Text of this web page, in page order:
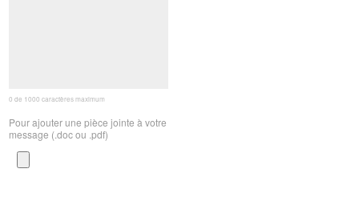
0 de 1000 caractères maximum
Pour ajouter une pièce jointe à votre
message (.doc ou .pdf)